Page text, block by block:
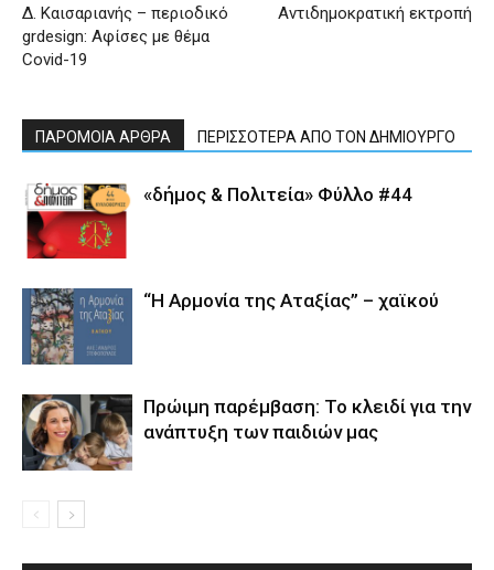
Δ. Καισαριανής – περιοδικό
grdesign: Αφίσες με θέμα
Covid-19
Αντιδημοκρατική εκτροπή
ΠΑΡΟΜΟΙΑ ΑΡΘΡΑ ΠΕΡΙΣΣΟΤΕΡΑ ΑΠΟ ΤΟΝ ΔΗΜΙΟΥΡΓΟ
«δήμος & Πολιτεία» Φύλλο #44
“Η Αρμονία της Αταξίας” – χαϊκού
Πρώιμη παρέμβαση: Το κλειδί για την
ανάπτυξη των παιδιών µας